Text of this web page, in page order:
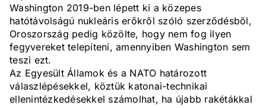
Washington 2019-ben lépett ki a közepes
hatótávolságú nukleáris erőkről szóló szerződésből,
Oroszország pedig közölte, hogy nem fog ilyen
fegyvereket telepíteni, amennyiben Washington sem
teszi ezt.
Az Egyesült Államok és a NATO határozott
válaszlépésekkel, köztük katonai-technikai
ellenintézkedésekkel számolhat, ha újabb rakétákkal